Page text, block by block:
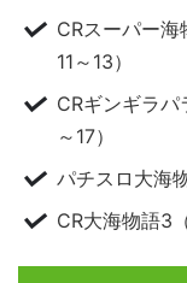
CRスーパー
11～13）
CRギンギラ
～17）
パチスロ大海
CR大海物語3